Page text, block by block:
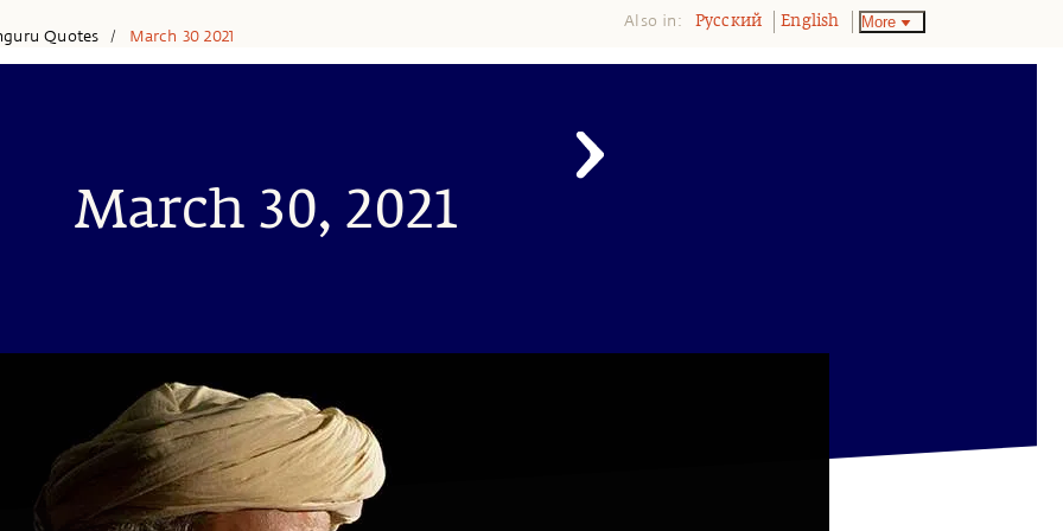
Quotes / March 30 2021
Also in: Pусский English More
March 30, 2021